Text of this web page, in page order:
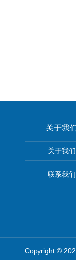
关于我
关于我们
联系我们
Copyright ©